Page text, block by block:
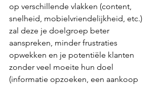
op verschillende vlakken (content,
snelheid, mobielvriendelijkheid, etc.)
zal deze je doelgroep beter
aanspreken, minder frustraties
opwekken en je potentiële klanten
zonder veel moeite hun doel
(informatie opzoeken, een aankoop